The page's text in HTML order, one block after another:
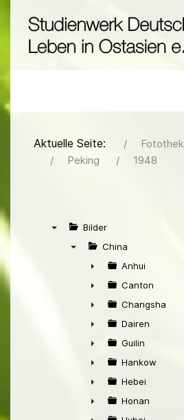
Aktuelle Seite: Fotothek
Peking
1948
Bilder
China
►
Anhui
►
Canton
►
Changsha
►
Dairen
►
Guilin
►
Hankow
►
Hebei
Honan